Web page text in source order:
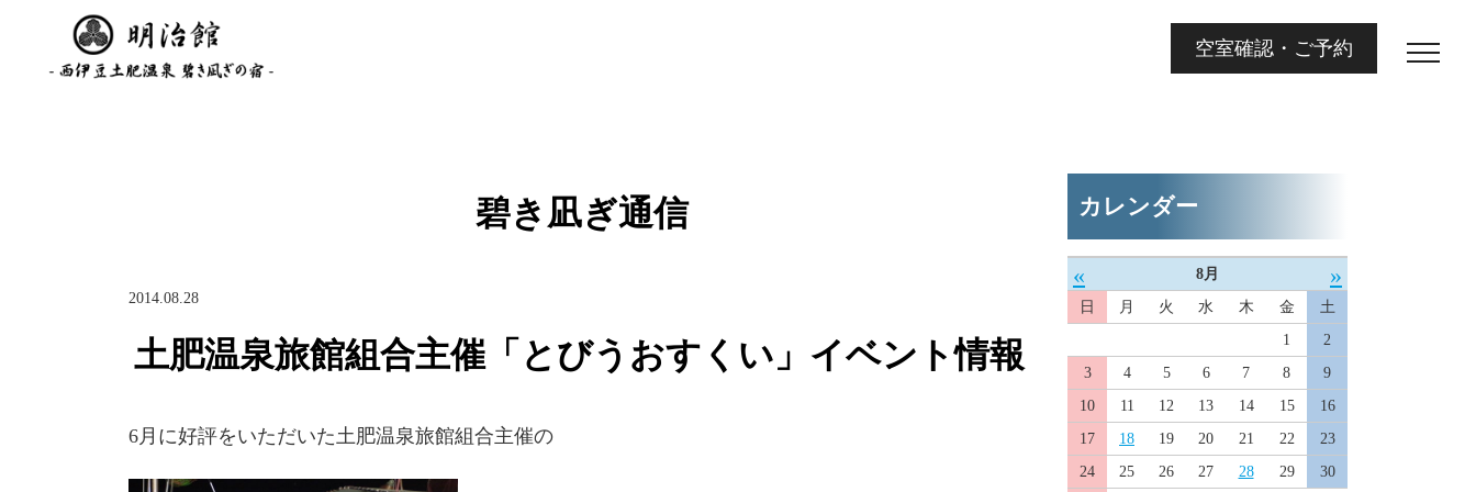
空室確認・ご予約
碧き凪ぎ通信
2014.08.28
土肥温泉旅館組合主催「とびうおすくい」イベント情報
6月に好評をいただいた土肥温泉旅館組合主催の
カレンダー
« 8月 »
日 月 火 水 木 金
土
1
2
3
4 5 6 7 8
9
10
11 12 13 14 15
16
17
18 19 20 21 22
23
24
25 26 27 28 29
30